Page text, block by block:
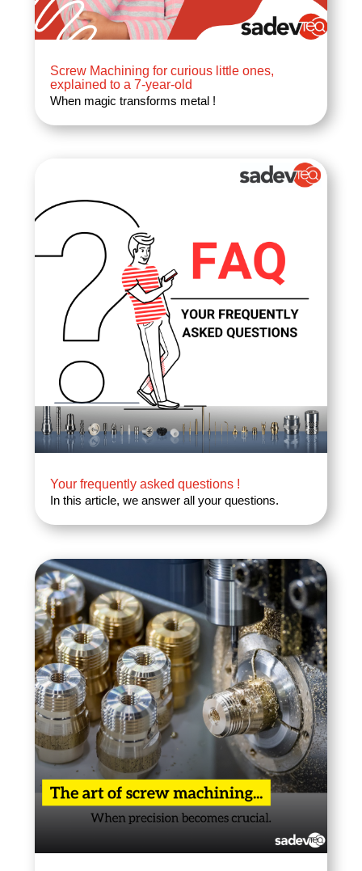
Screw Machining for curious little ones,
explained to a 7-year-old
When magic transforms metal !
Your frequently asked questions !
In this article, we answer all your questions.